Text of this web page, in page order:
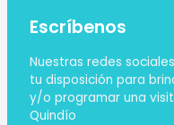
Escríbenos
Nuestras redes
tu disposición para
y/o programar una
Quindío